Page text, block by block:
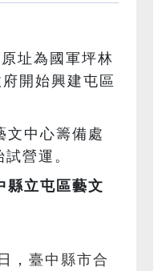
址為國軍坪林
開始興建屯區
文中心籌備處
營運。
縣立屯區藝文
日， 臺中縣市合